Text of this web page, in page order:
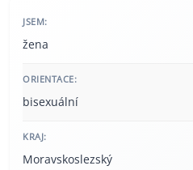
JSEM:
žena
ORIENTACE:
bisexuální
KRAJ:
Moravskoslezský